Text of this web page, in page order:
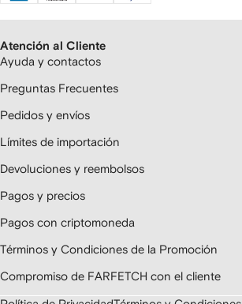
Atención al Cliente
Ayuda y contactos
Preguntas Frecuentes
Pedidos y envíos
Límites de importación
Devoluciones y reembolsos
Pagos y precios
Pagos con criptomoneda
Términos y Condiciones de la Promoción
Compromiso de FARFETCH con el cliente